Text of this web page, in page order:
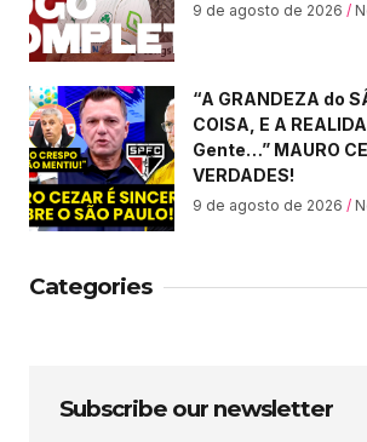
9 de agosto de 2026
“A GRANDEZA do
COISA, E A
Gente…” MAURO
VERDADES!
9 de agosto de 2026
Categories
Subscribe our newsletter